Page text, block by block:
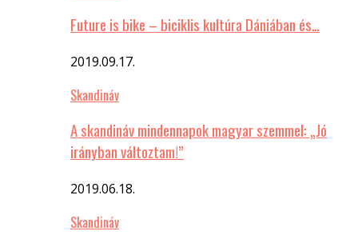
Future is bike – biciklis kultúra Dániában és…
2019.09.17.
Skandináv
A skandináv mindennapok magyar szemmel: „Jó
irányban változtam!”
2019.06.18.
Skandináv